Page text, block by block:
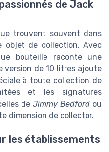
de Jack
trouvent souvent dans
objet de collection. Avec
bouteille raconte une
version de 10 litres ajoute
à toute collection de
et les signatures
de Jimmy Bedford ou
dimension de collector.
les établissements